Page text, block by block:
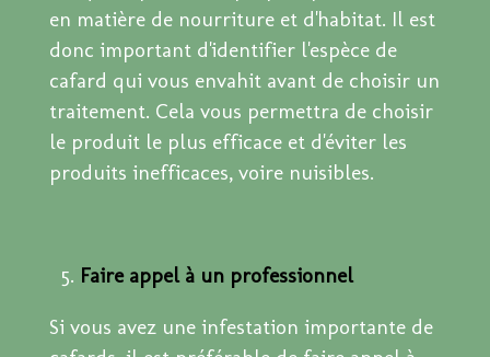
en matière de nourriture et d'habitat. Il est
donc important d'identifier l'espèce de
cafard qui vous envahit avant de choisir un
traitement. Cela vous permettra de choisir
le produit le plus efficace et d'éviter les
produits inefficaces, voire nuisibles.
Faire appel à un professionnel
Si vous avez une infestation importante de